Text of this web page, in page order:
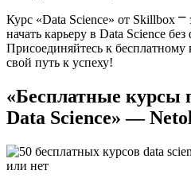
Курс «Data Science» от Skillbox ⎻
начать карьеру в Data Science
Присоединяйтесь к бесплатному
свой путь к успеху!​
«Бесплатные курсы
Data Science» —